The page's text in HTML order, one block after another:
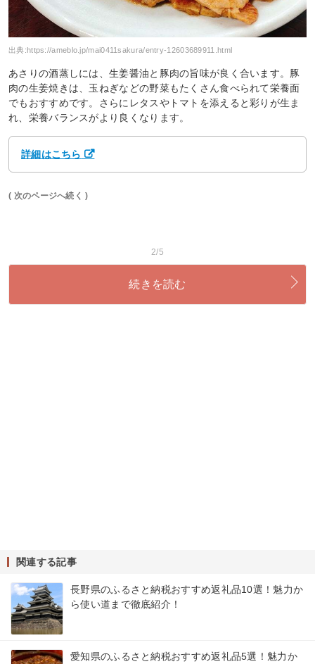
出典: https://ameblo.jp/mai0411sakura/entry-12603689911.html
あさりの酒蒸しには、生姜醤油と豚肉の旨味が良く合います。豚
肉の生姜焼きは、玉ねぎなどの野菜もたくさん食べられて栄養面
でもおすすめです。さらにレタスやトマトを添えると彩りが生ま
れ、栄養バランスがより良くなります。
詳細はこちら
( 次のページへ続く )
2/5
続きを読む
関連する記事
長野県のふるさと納税おすすめ返礼品10選！魅力か
ら使い道まで徹底紹介！
愛知県のふるさと納税おすすめ返礼品5選！魅力か